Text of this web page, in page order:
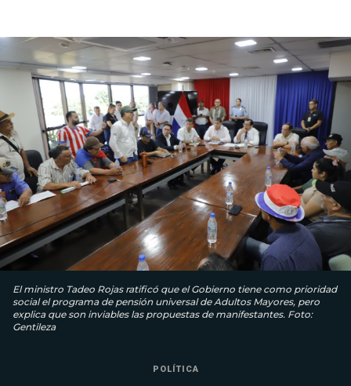
El ministro Tadeo Rojas ratificó que el Gobierno tiene como prioridad
social el programa de pensión universal de Adultos Mayores, pero
explica que son inviables las propuestas de manifestantes. Foto:
Gentileza
POLÍTICA